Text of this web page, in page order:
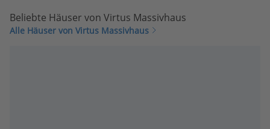
Beliebte Häuser von Virtus Massivhaus
Alle Häuser von Virtus Massivhaus